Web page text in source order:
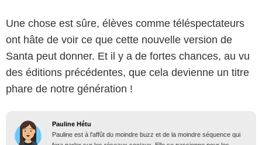
Une chose est sûre, élèves comme téléspectateurs
ont hâte de voir ce que cette nouvelle version de
Santa peut donner. Et il y a de fortes chances, au vu
des éditions précédentes, que cela devienne un titre
phare de notre génération !
Pauline Hétu
Pauline est à l'affût du moindre buzz et de la moindre séquence qui